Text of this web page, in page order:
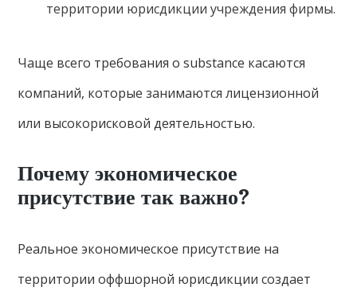
территории юрисдикции учреждения фирмы.
Чаще всего требования о substance касаются
компаний, которые занимаются лицензионной
или высокорисковой деятельностью.
Почему экономическое
присутствие так важно?
Реальное экономическое присутствие на
территории оффшорной юрисдикции создает